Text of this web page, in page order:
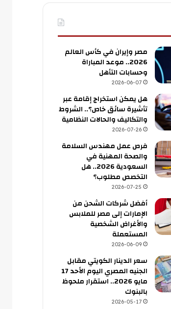
مصر وإيران في كأس العالم
2026.. موعد المباراة
وحسابات التأهل
2026-06-07
هل يمكن استخراج إقامة عبر
تأشيرة سائق خاص؟.. الشروط
والتكاليف والحالات النظامية
2026-07-26
فرص عمل مهندس السلامة
والصحة المهنية في
السعودية 2026.. هل
التخصص مطلوب؟
2026-07-25
أفضل شركات الشحن من
الإمارات إلى مصر للملابس
والأغراض الشخصية
المستعملة
2026-06-09
سعر الدينار الكويتي مقابل
الجنيه المصري اليوم الأحد 17
مايو 2026.. استقرار ملحوظ
بالبنوك
2026-05-17